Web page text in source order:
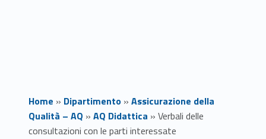
Home » Dipartimento» Assicurazione della
Qualità – AQ » AQ Didattica » Verbali delle
consultazioni con le parti interessate